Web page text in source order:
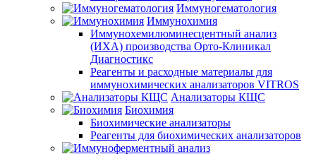
Иммуногематология
Иммунохимия
Иммунохемилюминесцентный анализ
(ИХА) производства Орто-Клиникал
Диагностикс
Реагенты и расходные материалы для
иммунохимических анализаторов VITROS
Анализаторы КЩС
Биохимия
Биохимические анализаторы
Реагенты для биохимических анализаторов